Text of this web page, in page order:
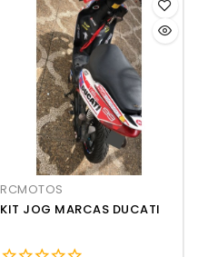
ecosolvente. Alta
resistencia, acabado
profesional y opción de
personalización.
RCMOTOS
KIT JOG MARCAS DUCATI